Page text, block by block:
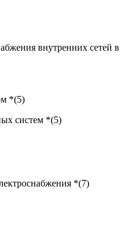
внутренних сетей в
*(5)
систем *(5)
*(7)